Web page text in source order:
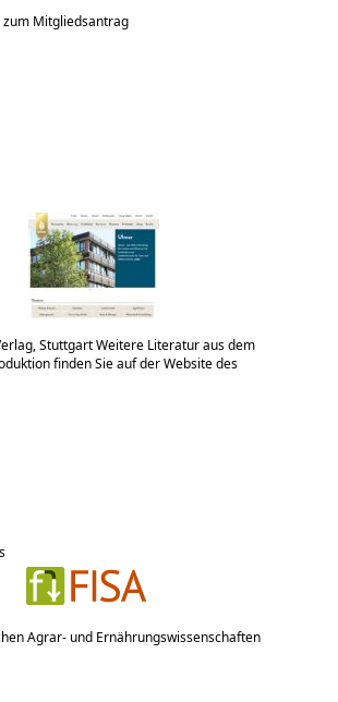
zum Mitgliedsantrag
Stuttgart Weitere Literatur aus dem
finden Sie auf der Website des
Agrar- und Ernährungswissenschaften